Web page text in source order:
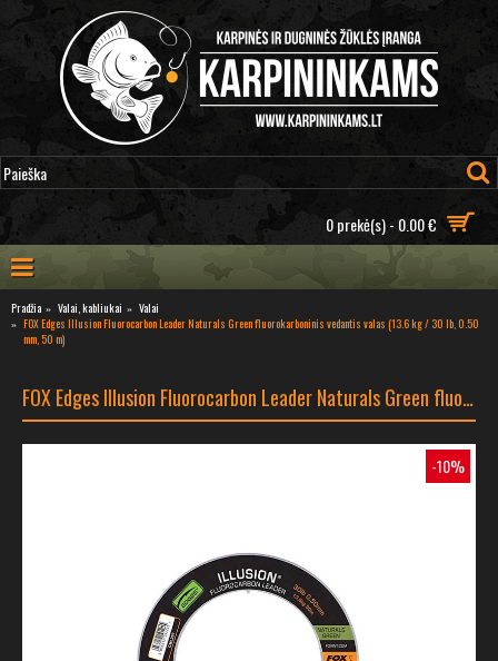
0 prekė(s) - 0.00 €
Pradžia Valai, kabliukai
Valai
FOX Edges Illusion Fluorocarbon Leader Naturals Green fluorokarboninis vedantis valas (13.6 kg / 30 lb, 0.50
mm, 50 m)
FOX Edges Illusion Fluorocarbon Leader Naturals Green fluorokarboninis vedantis valas (13.6 kg / 30 lb, 0.50 mm, 50 m)
-10%